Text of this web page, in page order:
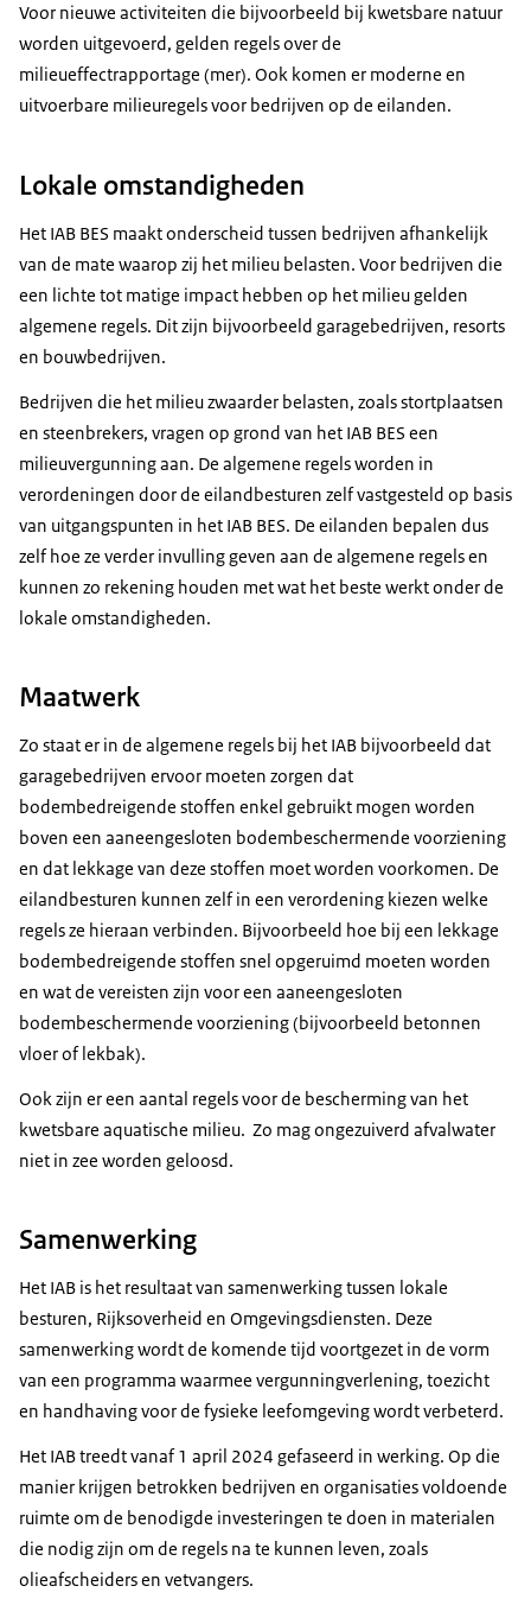
Voor nieuwe activiteiten die bijvoorbeeld bij kwetsbare natuur
worden uitgevoerd, gelden regels over de
milieueffectrapportage (mer). Ook komen er moderne en
uitvoerbare milieuregels voor bedrijven op de eilanden.
Lokale omstandigheden
Het IAB BES maakt onderscheid tussen bedrijven afhankelijk
van de mate waarop zij het milieu belasten. Voor bedrijven die
een lichte tot matige impact hebben op het milieu gelden
algemene regels. Dit zijn bijvoorbeeld garagebedrijven, resorts
en bouwbedrijven.
Bedrijven die het milieu zwaarder belasten, zoals stortplaatsen
en steenbrekers, vragen op grond van het IAB BES een
milieuvergunning aan. De algemene regels worden in
verordeningen door de eilandbesturen zelf vastgesteld op basis
van uitgangspunten in het IAB BES. De eilanden bepalen dus
zelf hoe ze verder invulling geven aan de algemene regels en
kunnen zo rekening houden met wat het beste werkt onder de
lokale omstandigheden.
Maatwerk
Zo staat er in de algemene regels bij het IAB bijvoorbeeld dat
garagebedrijven ervoor moeten zorgen dat
bodembedreigende stoffen enkel gebruikt mogen worden
boven een aaneengesloten bodembeschermende voorziening
en dat lekkage van deze stoffen moet worden voorkomen. De
eilandbesturen kunnen zelf in een verordening kiezen welke
regels ze hieraan verbinden. Bijvoorbeeld hoe bij een lekkage
bodembedreigende stoffen snel opgeruimd moeten worden
en wat de vereisten zijn voor een aaneengesloten
bodembeschermende voorziening (bijvoorbeeld betonnen
vloer of lekbak).
Ook zijn er een aantal regels voor de bescherming van het
kwetsbare aquatische milieu. Zo mag ongezuiverd afvalwater
niet in zee worden geloosd.
Samenwerking
Het IAB is het resultaat van samenwerking tussen lokale
besturen, Rijksoverheid en Omgevingsdiensten. Deze
samenwerking wordt de komende tijd voortgezet in de vorm
van een programma waarmee vergunningverlening, toezicht
en handhaving voor de fysieke leefomgeving wordt verbeterd.
Het IAB treedt vanaf 1 april 2024 gefaseerd in werking. Op die
manier krijgen betrokken bedrijven en organisaties voldoende
ruimte om de benodigde investeringen te doen in materialen
die nodig zijn om de regels na te kunnen leven, zoals
olieafscheiders en vetvangers.